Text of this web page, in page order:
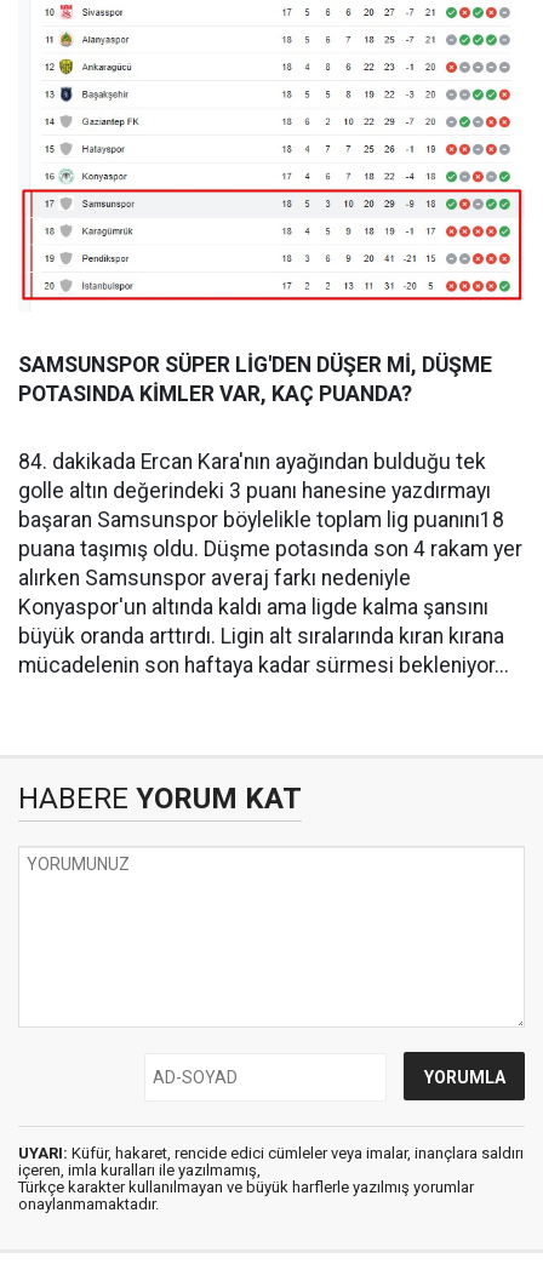
SAMSUNSPOR SÜPER LİG'DEN DÜŞER Mİ, DÜŞME
POTASINDA KİMLER VAR, KAÇ PUANDA?
84. dakikada Ercan Kara'nın ayağından bulduğu tek
golle altın değerindeki 3 puanı hanesine yazdırmayı
başaran Samsunspor böylelikle toplam lig puanını18
puana taşımış oldu. Düşme potasında son 4 rakam yer
alırken Samsunspor averaj farkı nedeniyle
Konyaspor'un altında kaldı ama ligde kalma şansını
büyük oranda arttırdı. Ligin alt sıralarında kıran kırana
mücadelenin son haftaya kadar sürmesi bekleniyor...
HABERE YORUM KAT
UYARI: Küfür, hakaret, rencide edici cümleler veya imalar, inançlara saldırı
içeren, imla kuralları ile yazılmamış,
Türkçe karakter kullanılmayan ve büyük harflerle yazılmış yorumlar
onaylanmamaktadır.